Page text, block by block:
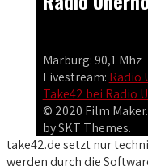
Marburg: 90,1 Mhz
Livestream: Radio
Take42 bei Radio
© 2020 Film
by SKT Themes.
take42.de setzt nur
werden durch die